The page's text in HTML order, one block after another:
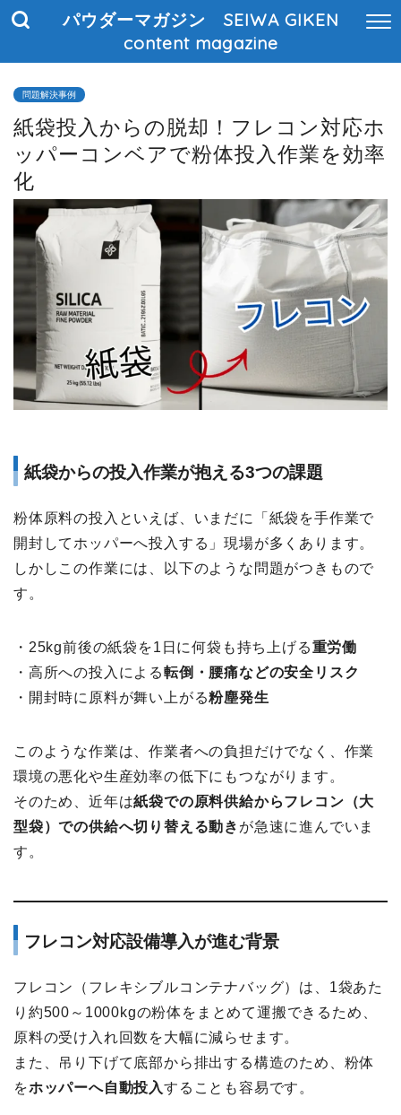
パウダーマガジン SEIWA GIKEN
content magazine
問題解決事例
紙袋投入からの脱却！フレコン対応ホ
ッパーコンベアで粉体投入作業を効率
化
紙袋からの投入作業が抱える3つの課題
粉体原料の投入といえば、いまだに「紙袋を手作業で
開封してホッパーへ投入する」現場が多くあります。
しかしこの作業には、以下のような問題がつきもので
す。
・25kg前後の紙袋を1日に何袋も持ち上げる重労働
・高所への投入による転倒・腰痛などの安全リスク
・開封時に原料が舞い上がる粉塵発生
このような作業は、作業者への負担だけでなく、作業
環境の悪化や生産効率の低下にもつながります。
そのため、近年は紙袋での原料供給からフレコン（大
型袋）での供給へ切り替える動き が急速に進んでいま
す。
フレコン対応設備導入が進む背景
フレコン（フレキシブルコンテナバッグ）は、1袋あた
り約500～1000kgの粉体をまとめて運搬できるため、
原料の受け入れ回数を大幅に減らせます。
また、吊り下げて底部から排出する構造のため、粉体
をホッパーへ自動投入することも容易です。